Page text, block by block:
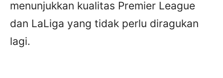
menunjukkan kualitas Premier League
dan LaLiga yang tidak perlu diragukan
lagi.